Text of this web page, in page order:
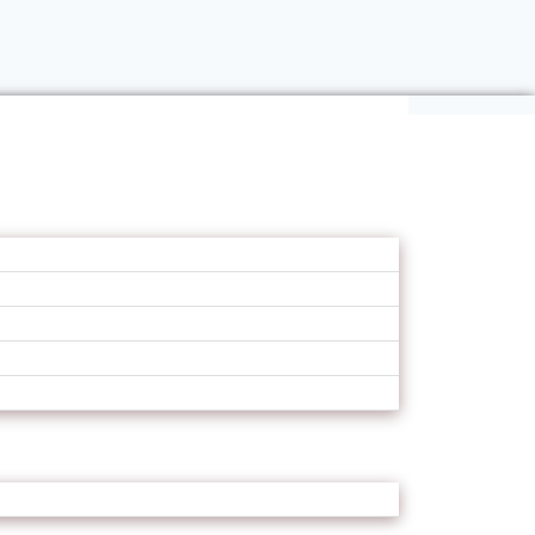
l’Ouest
download compulsory . savourer